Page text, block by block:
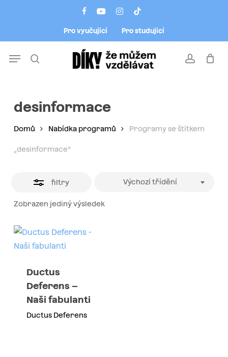
facebookyoutubeinstagram
tiktok
Pro vyučující Pro studující
account
Menu
desinformace
Domů Nabídka programů Programy se štítkem
„desinformace“
filtry
Zobrazen jediný výsledek
Výchozí třídění
Ductus
Deferens –
Naši fabulanti
Ductus Deferens